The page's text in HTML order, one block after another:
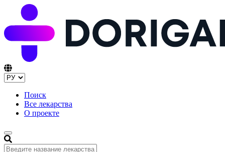
Поиск
Все лекарства
О проекте